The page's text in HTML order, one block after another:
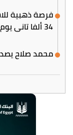
34 ألفا تاني يوم
محمد صلاح